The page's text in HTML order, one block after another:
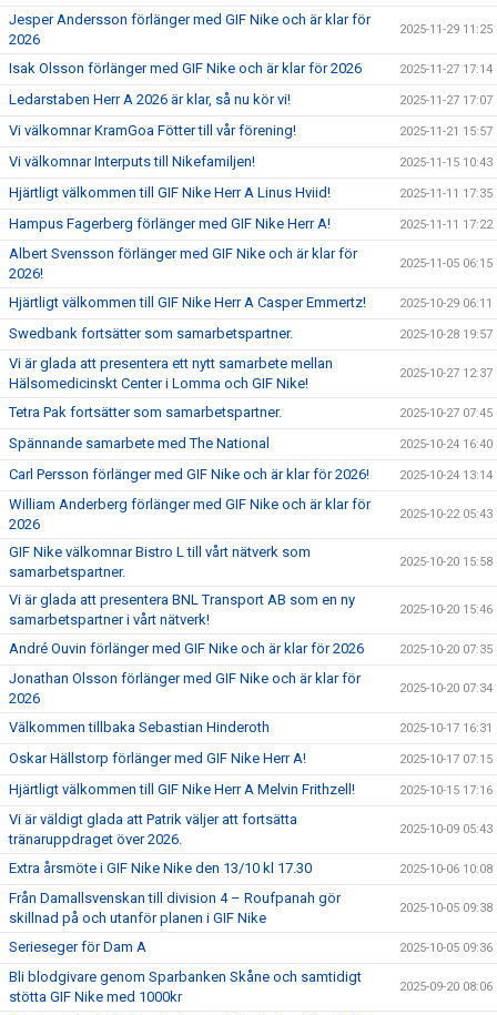
Jesper Andersson förlänger med GIF Nike och är klar för
2026
2025-11-29 11:25
Isak Olsson förlänger med GIF Nike och är klar för 2026 2025-11-27 17:14
Ledarstaben Herr A 2026 är klar, så nu kör vi! 2025-11-27 17:07
Vi välkomnar KramGoa Fötter till vår förening! 2025-11-21 15:57
Vi välkomnar Interputs till Nikefamiljen! 2025-11-15 10:43
Hjärtligt välkommen till GIF Nike Herr A Linus Hviid! 2025-11-11 17:35
Hampus Fagerberg förlänger med GIF Nike Herr A! 2025-11-11 17:22
Albert Svensson förlänger med GIF Nike och är klar för
2026!
2025-11-05 06:15
Hjärtligt välkommen till GIF Nike Herr A Casper Emmertz! 2025-10-29 06:11
Swedbank fortsätter som samarbetspartner. 2025-10-28 19:57
Vi är glada att presentera ett nytt samarbete mellan
Hälsomedicinskt Center i Lomma och GIF Nike!
2025-10-27 12:37
Tetra Pak fortsätter som samarbetspartner. 2025-10-27 07:45
Spännande samarbete med The National 2025-10-24 16:40
Carl Persson förlänger med GIF Nike och är klar för 2026! 2025-10-24 13:14
William Anderberg förlänger med GIF Nike och är klar för
2026
2025-10-22 05:43
GIF Nike välkomnar Bistro L till vårt nätverk som
samarbetspartner.
2025-10-20 15:58
Vi är glada att presentera BNL Transport AB som en ny
samarbetspartner i vårt nätverk!
2025-10-20 15:46
André Ouvin förlänger med GIF Nike och är klar för 2026 2025-10-20 07:35
Jonathan Olsson förlänger med GIF Nike och är klar för
2026
2025-10-20 07:34
Välkommen tillbaka Sebastian Hinderoth 2025-10-17 16:31
Oskar Hällstorp förlänger med GIF Nike Herr A! 2025-10-17 07:15
Hjärtligt välkommen till GIF Nike Herr A Melvin Frithzell! 2025-10-15 17:16
Vi är väldigt glada att Patrik väljer att fortsätta
tränaruppdraget över 2026.
2025-10-09 05:43
Extra årsmöte i GIF Nike Nike den 13/10 kl 17.30 2025-10-06 10:08
Från Damallsvenskan till division 4 – Roufpanah gör
skillnad på och utanför planen i GIF Nike
2025-10-05 09:38
Serieseger för Dam A 2025-10-05 09:36
Bli blodgivare genom Sparbanken Skåne och samtidigt
stötta GIF Nike med 1000kr
2025-09-20 08:06